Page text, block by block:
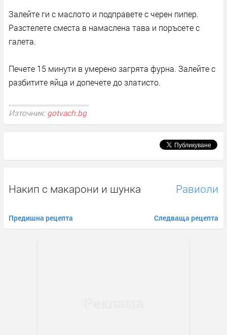
Залейте ги с маслото и подправете с черен пипер.
Разстелете сместа в намаслена тава и поръсете с
галета.
Печете 15 минути в умерено загрята фурна. Залейте с
разбитите яйца и допечете до златисто.
Източник: gotvach.bg
Накип с макарони и шунка
Предишна рецепта
Равиоли
Следваща рецепта